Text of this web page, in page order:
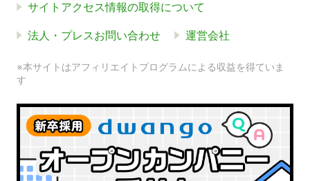
サイトアクセス情報の取得について
法人・プレスお問い合わせ 運営会社
※本サイトはアフィリエイトプログラムによる収益を得ていま
す